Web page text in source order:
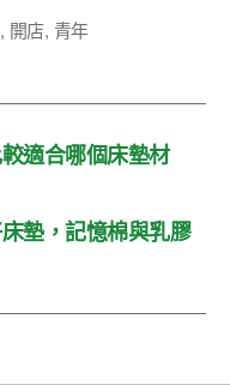
, 開店, 青年
適合哪個床墊材
墊，記憶棉與乳膠